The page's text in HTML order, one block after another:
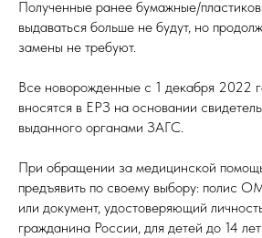
Полученные ранее бумажные/
выдаваться больше не будут, но
замены не требуют.
Все новорожденные с 1 декабря 2022
вносятся в ЕРЗ на основании
выданного органами ЗАГС.
При обращении за медицинской
предъявить по своему выбору: полис
или документ, удостоверяющий
гражданина России, для детей до 14